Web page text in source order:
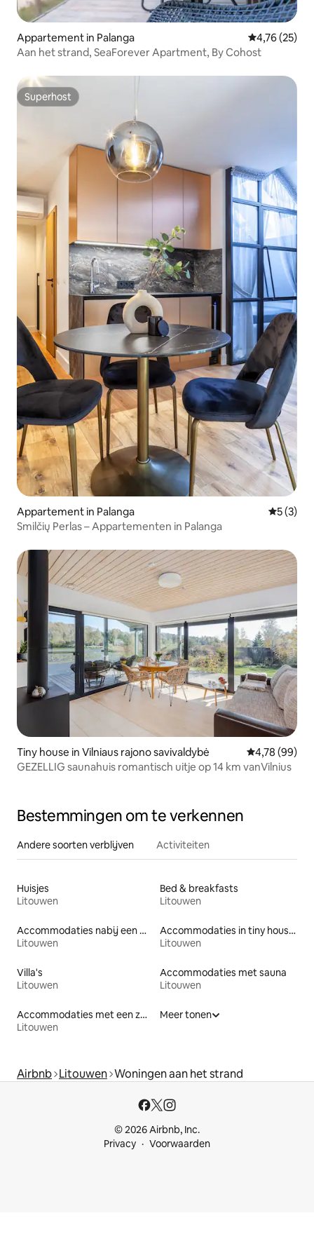
Appartement in Palanga Gemiddelde
4,76 (25)
Aan het strand, SeaForever Apartment, By Cohost
Superhost
Superhost
Appartement in Palanga
5 (3)
Smilčių Perlas – Appartementen in Palanga
Tiny house in Vilniaus rajono savivaldybė Gemiddelde
4,78 (99)
GEZELLIG saunahuis romantisch uitje op 14 km vanVilnius
Bestemmingen om te verkennen
Andere soorten verblijven Activiteiten
Huisjes
Litouwen
Bed & breakfasts
Litouwen
Accommodaties nabij een meer
Litouwen
Accommodaties in tiny houses
Litouwen
Villa's
Litouwen
Accommodaties met sauna
Litouwen
Accommodaties met een zwembad
Litouwen
Meer tonen
Airbnb Litouwen Woningen aan het strand
© 2026 Airbnb, Inc.
Privacy
Voorwaarden